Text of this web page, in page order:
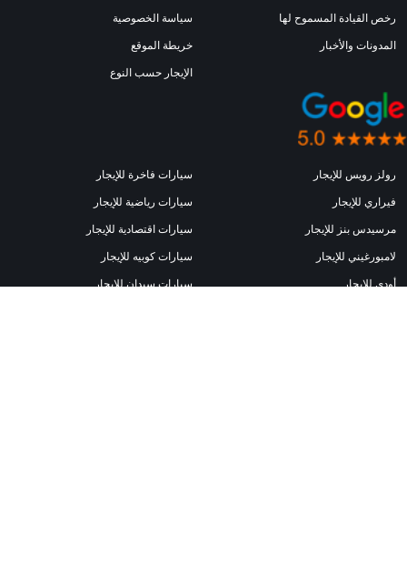
رخص القيادة المسموح لها
المدونات والأخبار
سياسة الخصوصية
خريطة الموقع
الإيجار حسب النوع
رولز رويس للإيجار
فيراري للإيجار
مرسيدس بنز للإيجار
لامبورغيني للإيجار
أودي للإيجار
سيارات فاخرة للإيجار
سيارات رياضية للإيجار
سيارات اقتصادية للإيجار
سيارات كوبيه للإيجار
سيارات سيدان للإيجار